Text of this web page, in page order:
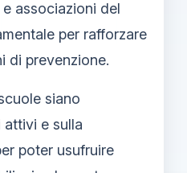
associazioni del
per rafforzare
di prevenzione.
siano
attivi e sulla
poter usufruire